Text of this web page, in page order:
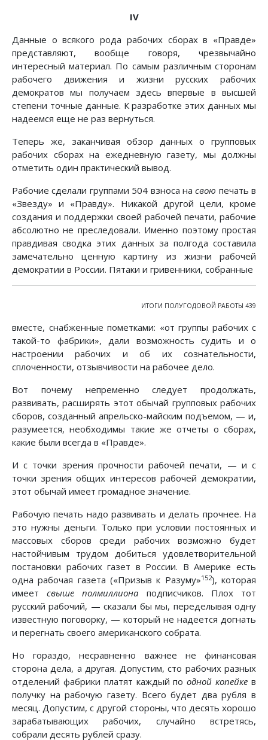
IV
Данные о всякого рода рабочих сборах в «Правде»
представляют, вообще говоря, чрезвычайно
интересный материал. По самым различным сторонам
рабочего движения и жизни русских рабочих
демократов мы получаем здесь впервые в высшей
степени точные данные. К разработке этих данных мы
надеемся еще не раз вернуться.
Теперь же, заканчивая обзор данных о групповых
рабочих сборах на ежедневную газету, мы должны
отметить один практический вывод.
Рабочие сделали группами 504 взноса насвою печать в
«Звезду» и «Правду». Никакой другой цели, кроме
создания и поддержки своей рабочей печати, рабочие
абсолютно не преследовали. Именно поэтому простая
правдивая сводка этих данных за полгода составила
замечательно ценную картину из жизни рабочей
демократии в России. Пятаки и гривенники, собранные
ИТОГИ ПОЛУГОДОВОЙ РАБОТЫ 439
вместе, снабженные пометками: «от группы рабочих с
такой-то фабрики», дали возможность судить и о
настроении рабочих и об их сознательности,
сплоченности, отзывчивости на рабочее дело.
Вот почему непременно следует продолжать,
развивать, расширять этот обычай групповых рабочих
сборов, созданный апрельско-майским подъемом, — и,
разумеется, необходимы такие же отчеты о сборах,
какие были всегда в «Правде».
И с точки зрения прочности рабочей печати, — и с
точки зрения общих интересов рабочей демократии,
этот обычай имеет громадное значение.
Рабочую печать надо развивать и делать прочнее. На
это нужны деньги. Только при условии постоянных и
массовых сборов среди рабочих возможно будет
настойчивым трудом добиться удовлетворительной
постановки рабочих газет в России. В Америке есть
одна рабочая газета («Призыв к Разуму»152), которая
имеетсвыше полмиллиона подписчиков. Плох тот
русский рабочий, — сказали бы мы, переделывая одну
известную поговорку, — который не надеется догнать
и перегнать своего американского собрата.
Но гораздо, несравненно важнее не финансовая
сторона дела, а другая. Допустим, сто рабочих разных
отделений фабрики платят каждый поодной копейке в
получку на рабочую газету. Всего будет два рубля в
месяц. Допустим, с другой стороны, что десять хорошо
зарабатывающих рабочих, случайно встретясь,
собрали десять рублей сразу.